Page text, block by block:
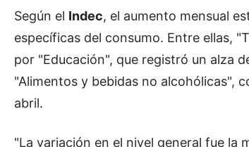
Según el Indec, el aumento mensual
específicas del consumo. Entre ellas,
por "Educación", que registró un alza
"Alimentos y bebidas no alcohólicas",
abril.
"La variación en el nivel general fue la